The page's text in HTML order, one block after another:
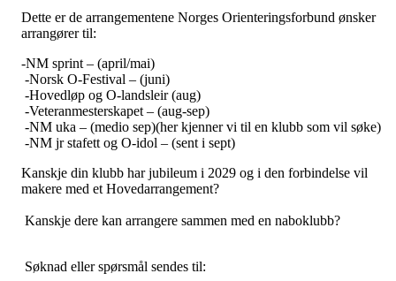
Dette er de arrangementene Norges Orienteringsforbund ønsker
arrangører til:
-NM sprint – (april/mai)
-Norsk O-Festival – (juni)
-Hovedløp og O-landsleir (aug)
-Veteranmesterskapet – (aug-sep)
-NM uka – (medio sep)(her kjenner vi til en klubb som vil søke)
-NM jr stafett og O-idol – (sent i sept)
Kanskje din klubb har jubileum i 2029 og i den forbindelse vil
makere med et Hovedarrangement?
Kanskje dere kan arrangere sammen med en naboklubb?
Søknad eller spørsmål sendes til: